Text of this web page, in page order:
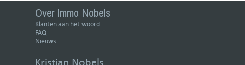
Over Immo Nobels
Klanten aan het woord
FAQ
Nieuws